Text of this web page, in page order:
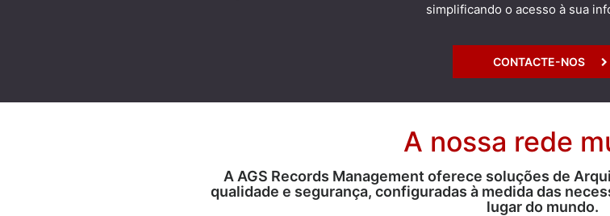
simplificando o acesso à sua
CONTACTE-NOS
A nossa rede
A AGS Records Management oferece soluções de
qualidade e segurança, configuradas à medida das
lugar do mundo.